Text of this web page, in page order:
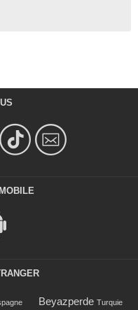
Beyazperde Turquie